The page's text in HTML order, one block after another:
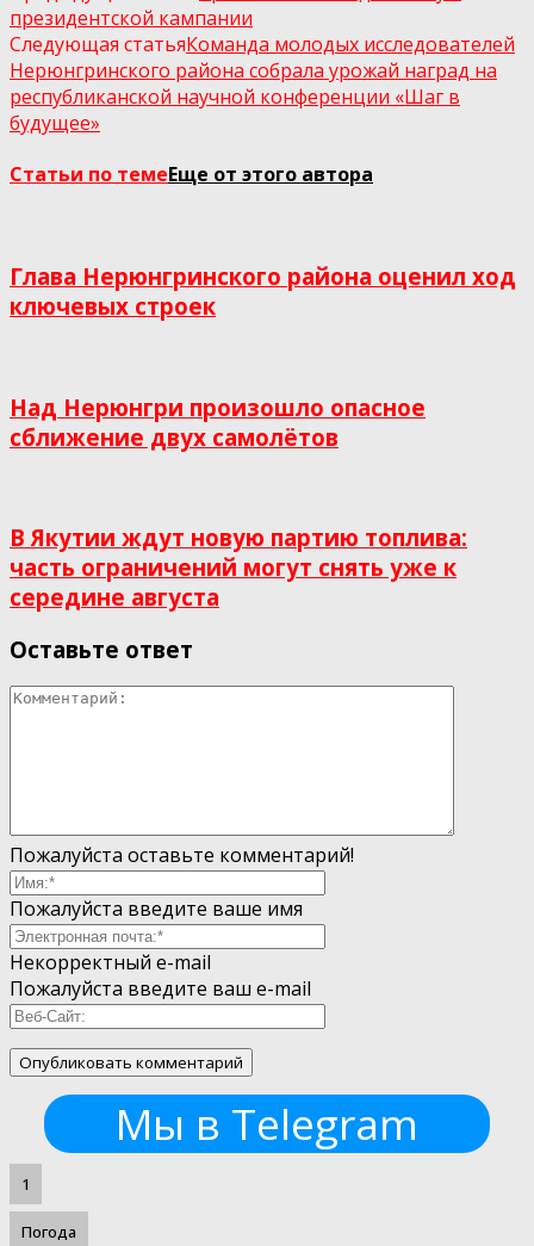
президентской кампании
Следующая статьяКоманда молодых исследователей
Нерюнгринского района собрала урожай наград на
республиканской научной конференции «Шаг в
будущее»
Статьи по темеЕще от этого автора
Глава Нерюнгринского района оценил ход
ключевых строек
Над Нерюнгри произошло опасное
сближение двух самолётов
В Якутии ждут новую партию топлива:
часть ограничений могут снять уже к
середине августа
Оставьте ответ
Пожалуйста оставьте комментарий!
Пожалуйста введите ваше имя
Некорректный e-mail
Пожалуйста введите ваш e-mail
Мы в Telegram
1
Погода